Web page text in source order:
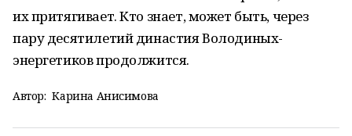
их притягивает. Кто знает, может быть, через
пару десятилетий династия Володиных-
энергетиков продолжится.
Автор: Карина Анисимова